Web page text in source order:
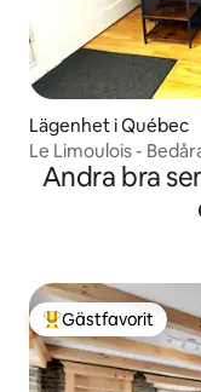
Lägenhet i Québec
Le Limoulois -
Andra bra
Populär gästfavorit
Gästfavorit